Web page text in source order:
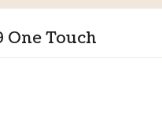
One Touch